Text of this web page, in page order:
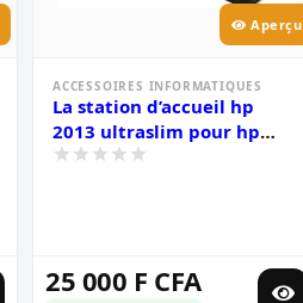
Aperçu
ACCESSOIRES INFORMATIQUES
La station d’accueil hp
2013 ultraslim pour hp
elitebook
25 000 F CFA